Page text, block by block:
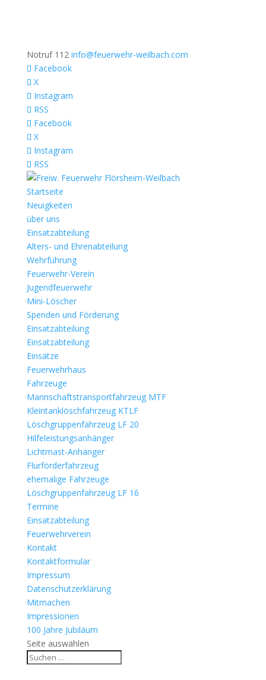
Notruf 112 info@feuerwehr-weilbach.com
Facebook
X
Instagram
RSS
Facebook
X
Instagram
RSS
Startseite
Neuigkeiten
über uns
Einsatzabteilung
Alters- und Ehrenabteilung
Wehrführung
Feuerwehr-Verein
Jugendfeuerwehr
Mini-Löscher
Spenden und Förderung
Einsatzabteilung
Einsatzabteilung
Einsätze
Feuerwehrhaus
Fahrzeuge
Mannschaftstransportfahrzeug MTF
Kleintanklöschfahrzeug KTLF
Löschgruppenfahrzeug LF 20
Hilfeleistungsanhänger
Lichtmast-Anhänger
Flurförderfahrzeug
ehemalige Fahrzeuge
Löschgruppenfahrzeug LF 16
Termine
Einsatzabteilung
Feuerwehrverein
Kontakt
Kontaktformular
Impressum
Datenschutzerklärung
Mitmachen
Impressionen
100 Jahre Jubiläum
Seite auswählen